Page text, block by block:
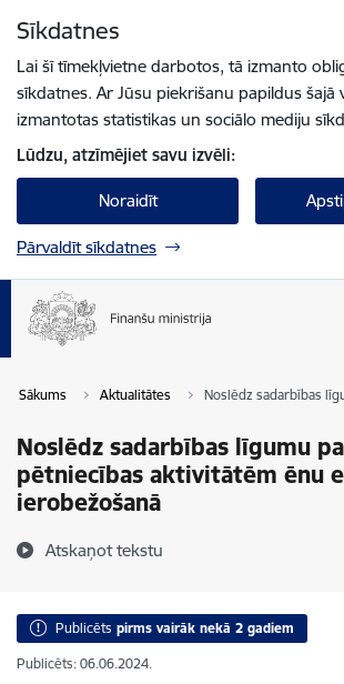
Sīkdatnes
Lai šī tīmekļvietne darbotos, tā izmanto
sīkdatnes. Ar Jūsu piekrišanu papildus šajā
izmantotas statistikas un sociālo mediju
Lūdzu, atzīmējiet savu izvēli:
Noraidīt
Pārvaldīt sīkdatnes
Sākums Aktualitātes Noslēdz sadarbības
Noslēdz sadarbības līgumu
pētniecības aktivitātēm ēnu
ierobežošanā
Atskaņot tekstu
Publicēts pirms vairāk nekā 2 gadiem
Publicēts: 06.06.2024.